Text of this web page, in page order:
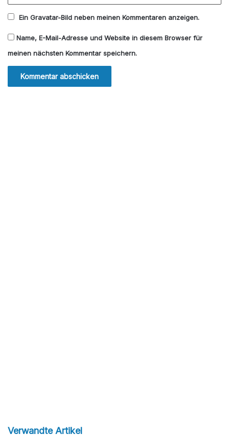
Ein Gravatar-Bild neben meinen Kommentaren anzeigen.
Name, E-Mail-Adresse und Website in diesem Browser für
meinen nächsten Kommentar speichern.
Verwandte Artikel